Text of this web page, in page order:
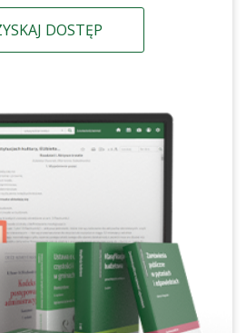
DOSTĘP